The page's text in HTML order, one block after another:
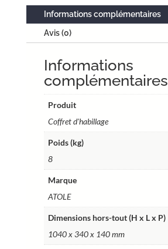
thermolaqué
blanc
serrure
modules
utiles
Informations complémentaires
Avis (0)
Informations
complémentaires
Produit
Coffret d'habillage
Poids (kg)
8
Marque
ATOLE
Dimensions hors-tout (H x L x P)
1040 x 340 x 140 mm